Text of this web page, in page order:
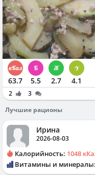
63.7 5.5 2.7 4.1
2
3
Лучшие рационы
Ирина
2026-08-03
Калорийность: 1048
Витамины и минералы: